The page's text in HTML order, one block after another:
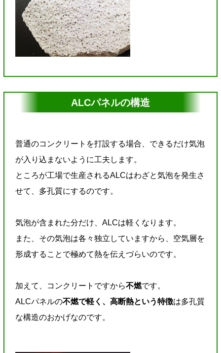
ALCパネルの構造
普通のコンクリートを打設する場合、できるだけ気泡
が入り込まないように工夫します。
ところが工場で生産されるALCはわざと気泡を発生さ
せて、多孔質にするのです。
気泡が含まれた分だけ、ALCは軽くなります。
また、その気泡は各々独立していますから、空気層を
形成することで極めて熱を伝えづらいのです。
加えて、コンクリートですから不燃です。
ALCパネルの不燃で軽く、高断熱という特徴は多孔質
な構造のおかげなのです。